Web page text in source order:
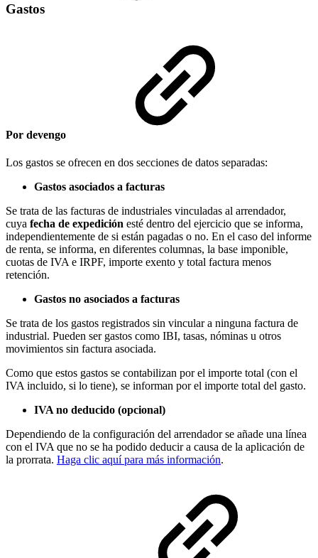
Gastos
Por devengo
Los gastos se ofrecen en dos secciones de datos separadas:
Gastos asociados a facturas
Se trata de las facturas de industriales vinculadas al arrendador,
cuya fecha de expedición esté dentro del ejercicio que se informa,
independientemente de si están pagadas o no. En el caso del informe
de renta, se informa, en diferentes columnas, la base imponible,
cuotas de IVA e IRPF, importe exento y total factura menos
retención.
Gastos no asociados a facturas
Se trata de los gastos registrados sin vincular a ninguna factura de
industrial. Pueden ser gastos como IBI, tasas, nóminas u otros
movimientos sin factura asociada.
Como que estos gastos se contabilizan por el importe total (con el
IVA incluido, si lo tiene), se informan por el importe total del gasto.
IVA no deducido (opcional)
Dependiendo de la configuración del arrendador se añade una línea
con el IVA que no se ha podido deducir a causa de la aplicación de
la prorrata. Haga clic aquí para más información.